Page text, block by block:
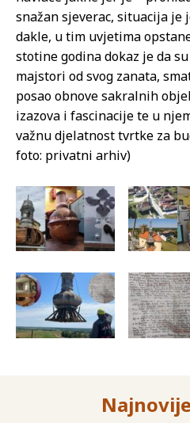
snažan sjeverac, situacija je
dakle, u tim uvjetima
stotine godina dokaz je da
majstori od svog zanata,
posao obnove sakralnih
izazova i fascinacije te u
važnu djelatnost tvrtke za
foto: privatni arhiv)